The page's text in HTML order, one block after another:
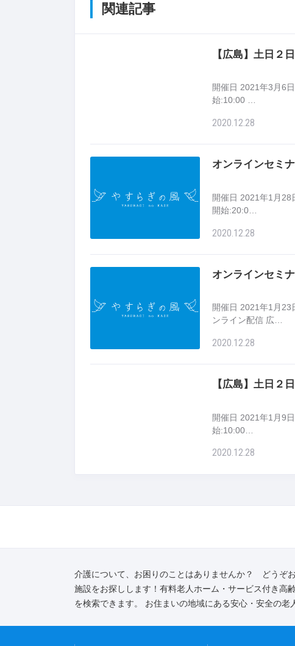
関連記事
【広島】土日２
開催日 2021年3月6
始:10:00 …
2020.12.28
オンラインセミ
開催日 2021年1月
開始:20:0…
2020.12.28
オンラインセミ
開催日 2021年1月
ンライン配信 広…
2020.12.28
【広島】土日２
開催日 2021年1月9
始:10:00…
2020.12.28
介護について、お困りのことはありませんか？ どうぞ
施設をお探しします！有料老人ホーム・サービス付き高
を検索できます。 お住まいの地域にある安心・安全の